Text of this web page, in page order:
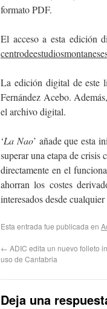
formato PDF.
El acceso a esta edición
La edición digital de este
Fernández Acebo.
el archivo digital.
‘La Nao’ añade que esta
superar una etapa de crisis
directamente en el
ahorran los costes
interesados desde
Esta entrada fue publicada en
← ADIC edita un nuevo folleto
uso de Cantabria
Deja una